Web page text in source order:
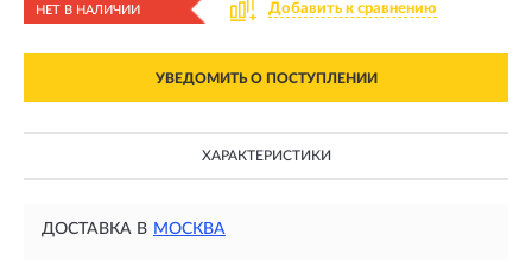
НЕТ В НАЛИЧИИ Добавить к сравнению
УВЕДОМИТЬ О ПОСТУПЛЕНИИ
ХАРАКТЕРИСТИКИ
ДОСТАВКА В МОСКВА